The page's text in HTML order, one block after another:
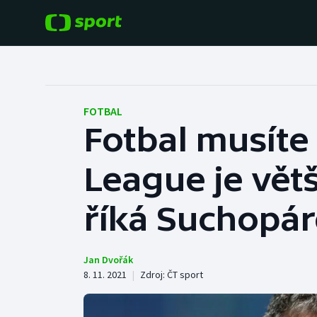
Hokej
Tenis
Atletika
Baseball a softbal
Basketbal
Biatlon
FOTBAL
Fotbal
League je
říká
Jan Dvořák
8. 11. 2021 | Zdroj: ČT sport